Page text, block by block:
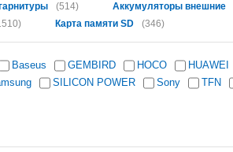
(514) Аккумуляторы внешние
Карта памяти SD (346)
Baseus GEMBIRD HOCO HUAWEI
SILICON POWER Sony TFN